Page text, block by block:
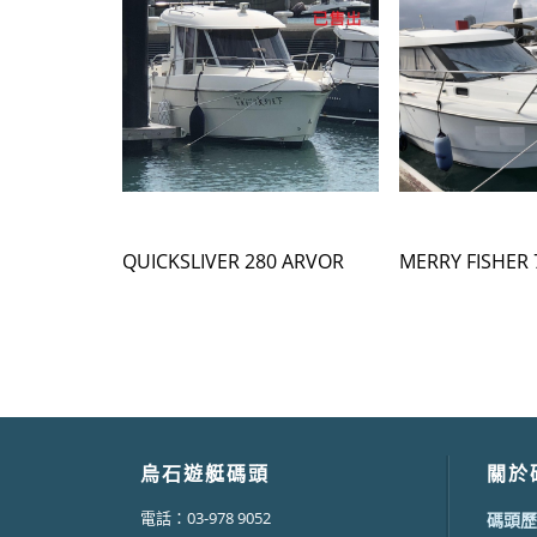
QUICKSLIVER 280 ARVOR MERRY FISHER
烏石遊艇碼頭
電話：03-978 9052
關於
碼頭